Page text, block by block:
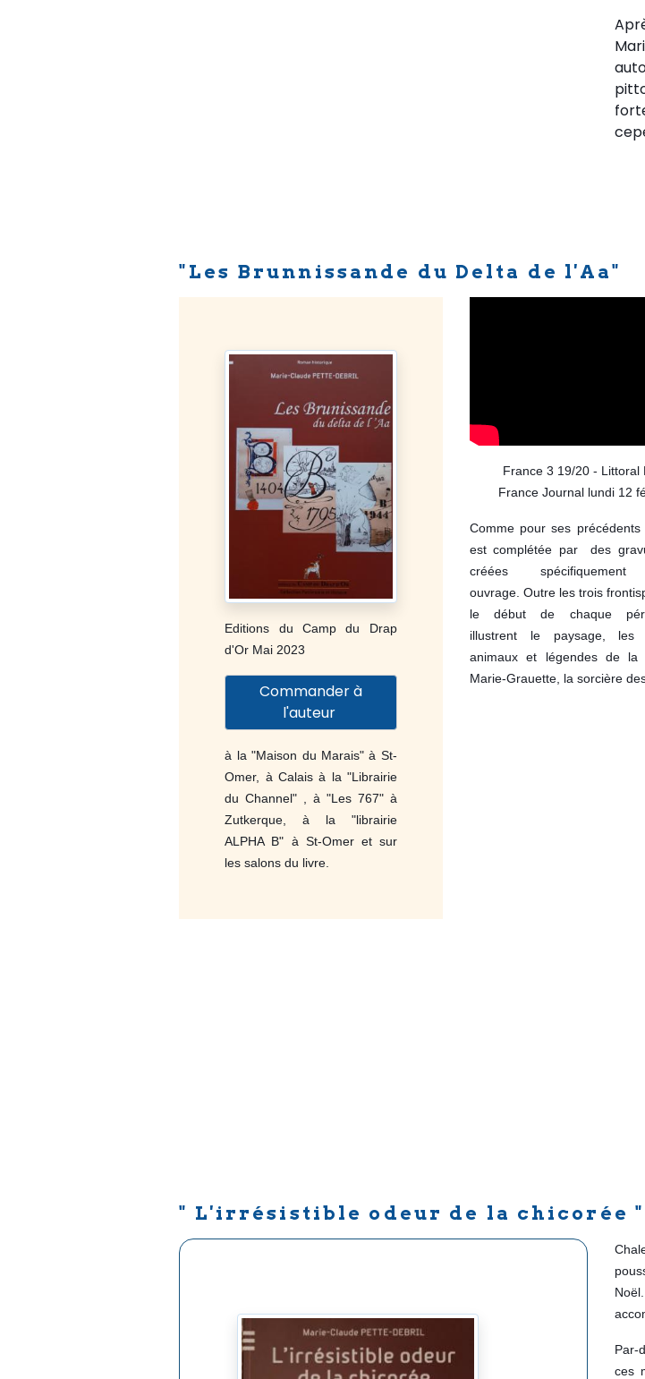
"Les Brunnissande du Delta de l'Aa"
Editions du Camp du Drap
d'Or Mai 2023
Commander à
l'auteur
à la "Maison du Marais" à St-
Omer, à Calais à la "Librairie
du Channel" , à "Les 767" à
Zutkerque, à la "librairie
ALPHA B" à St-Omer et sur
les salons du livre.
France 3 19/20 - Littoral
France Journallundi 12
Comme pour ses précédents
est complétée par des
créées
ouvrage. Outre les trois
le début de chaque
illustrent le paysage, les
animaux et légendes de la
Marie-Grauette, la sorcière
" L'irrésistible odeur de la chicorée "
Par-
ces